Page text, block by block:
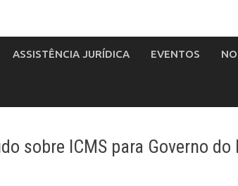
ASSISTÊNCIA JURÍDICA EVENTOS
sobre ICMS para Governo do